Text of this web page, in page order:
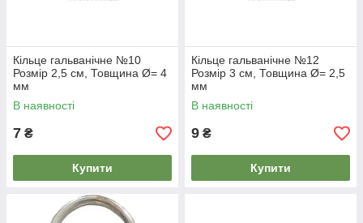
Кільце гальванічне №10
Розмір 2,5 см, Товщина Ø= 4
мм
В наявності
7 ₴
Купити
Кільце гальванічне №12
Розмір 3 см, Товщина Ø= 2,5
мм
В наявності
9 ₴
Купити